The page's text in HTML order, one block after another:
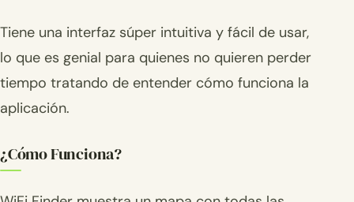
Tiene una interfaz súper intuitiva y fácil de usar,
lo que es genial para quienes no quieren perder
tiempo tratando de entender cómo funciona la
aplicación.
¿Cómo Funciona?